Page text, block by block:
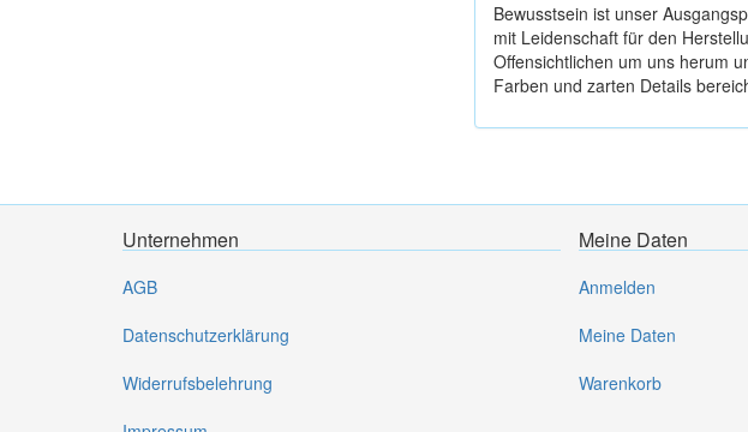
Bewusstsein ist unser
mit Leidenschaft für den
Offensichtlichen um uns herum
Farben und zarten Details
Unternehmen
AGB
Datenschutzerklärung
Widerrufsbelehrung
Meine Daten
Anmelden
Meine Daten
Warenkorb